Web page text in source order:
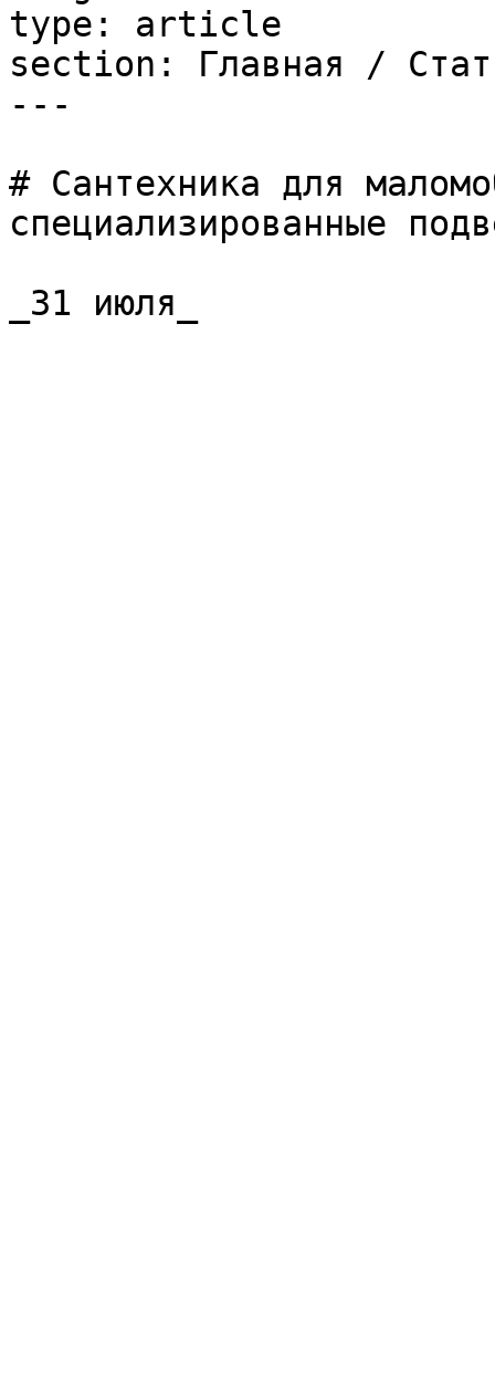
type: article
section: Главная /
---
# Сантехника для
специализированные
_31 июля_